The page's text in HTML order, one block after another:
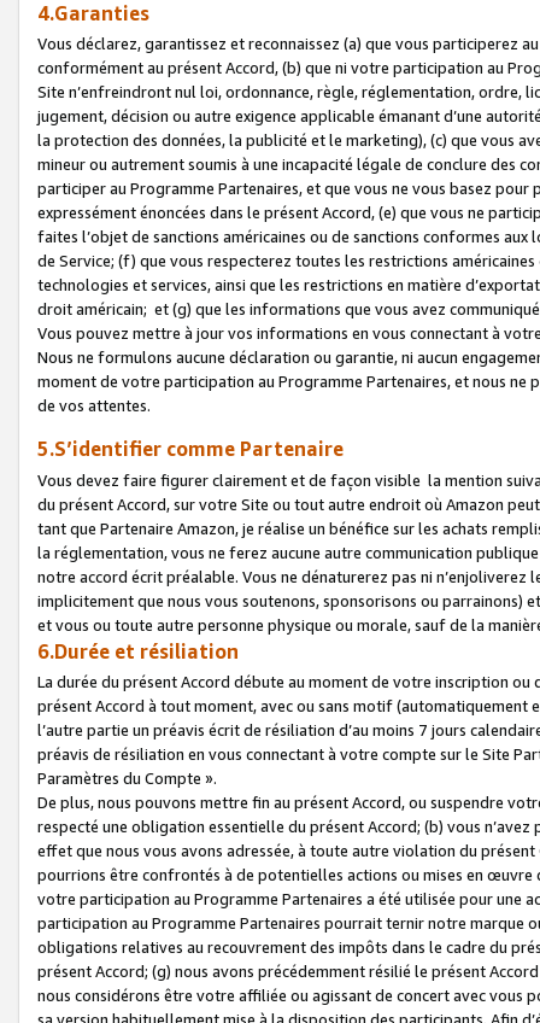
4.Garanties
Vous déclarez, garantissez et reconnaissez (a) que vous participerez
conformément au présent Accord, (b) que ni votre participation au
Site n’enfreindront nul loi, ordonnance, règle, réglementation, ordre,
jugement, décision ou autre exigence applicable émanant d’une
la protection des données, la publicité et le marketing), (c) que vous
mineur ou autrement soumis à une incapacité légale de conclure des
participer au Programme Partenaires, et que vous ne vous basez
expressément énoncées dans le présent Accord, (e) que vous ne
faites l’objet de sanctions américaines ou de sanctions conformes
de Service; (f) que vous respecterez toutes les restrictions
technologies et services, ainsi que les restrictions en matière
droit américain; et (g) que les informations que vous avez
Vous pouvez mettre à jour vos informations en vous connectant à
Nous ne formulons aucune déclaration ou garantie, ni aucun
moment de votre participation au Programme Partenaires, et nous
de vos attentes.
5.S’identifier comme Partenaire
Vous devez faire figurer clairement et de façon visible la mention
du présent Accord, sur votre Site ou tout autre endroit où Amazon
tant que Partenaire Amazon, je réalise un bénéfice sur les achats
la réglementation, vous ne ferez aucune autre communication
notre accord écrit préalable. Vous ne dénaturerez pas ni
implicitement que nous vous soutenons, sponsorisons ou parrainons)
et vous ou toute autre personne physique ou morale, sauf de la
6.Durée et résiliation
La durée du présent Accord débute au moment de votre inscription
présent Accord à tout moment, avec ou sans motif (automatiquement
l’autre partie un préavis écrit de résiliation d’au moins 7 jours
préavis de résiliation en vous connectant à votre compte sur le Site
Paramètres du Compte ».
De plus, nous pouvons mettre fin au présent Accord, ou suspendre
respecté une obligation essentielle du présent Accord; (b) vous
effet que nous vous avons adressée, à toute autre violation du
pourrions être confrontés à de potentielles actions ou mises en
votre participation au Programme Partenaires a été utilisée pour une
participation au Programme Partenaires pourrait ternir notre marque
obligations relatives au recouvrement des impôts dans le cadre du
présent Accord; (g) nous avons précédemment résilié le présent
nous considérons être votre affiliée ou agissant de concert avec vous
sa version habituellement mise à la disposition des participants. Afin